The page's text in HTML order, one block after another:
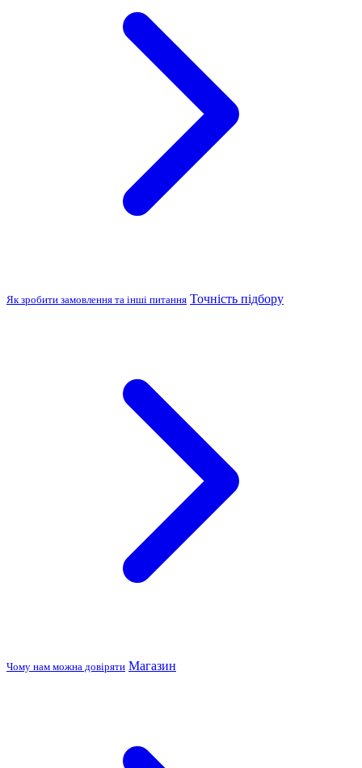
Як зробити замовлення та інші питання Точність підбору
Чому нам можна довіряти Магазин